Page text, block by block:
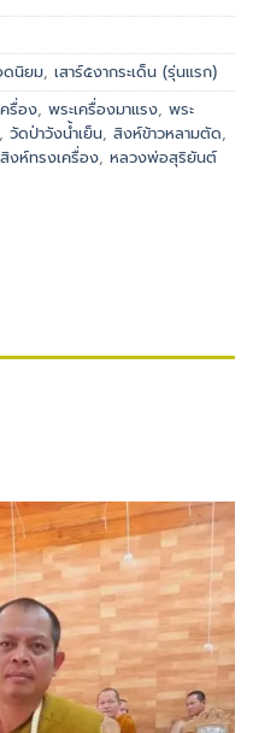
ดนิยม, เสาร์๕งากระเด็น (รุ่นแรก)
รื่อง, พระเครื่องมาแรง, พระ
, วัดป่าวังน้ำเย็น, สิงห์ข้าวหลามตัด,
สิงห์ทรงเครื่อง, หลวงพ่อสุริยันต์